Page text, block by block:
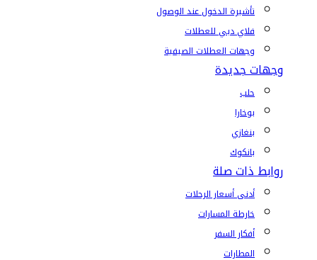
تأشيرة الدخول عند الوصول
فلاي دبي للعطلات
وجهات العطلات الصيفية
وجهات جديدة
حلب
بوخارا
بنغازي
بانكوك
روابط ذات صلة
أدنى أسعار الرحلات
خارطة المسارات
أفكار السفر
المطارات